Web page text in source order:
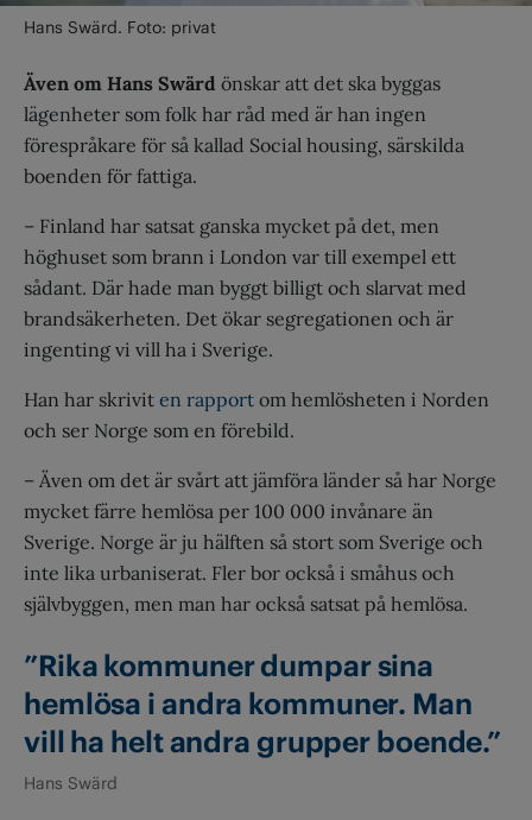
Hans Swärd. Foto: privat
Även om Hans Swärd önskar att det ska byggas
lägenheter som folk har råd med är han ingen
förespråkare för så kallad Social housing, särskilda
boenden för fattiga.
– Finland har satsat ganska mycket på det, men
höghuset som brann i London var till exempel ett
sådant. Där hade man byggt billigt och slarvat med
brandsäkerheten. Det ökar segregationen och är
ingenting vi vill ha i Sverige.
Han har skrivit en rapport om hemlösheten i Norden
och ser Norge som en förebild.
– Även om det är svårt att jämföra länder så har Norge
mycket färre hemlösa per 100 000 invånare än
Sverige. Norge är ju hälften så stort som Sverige och
inte lika urbaniserat. Fler bor också i småhus och
självbyggen, men man har också satsat på hemlösa.
”Rika kommuner dumpar sina
hemlösa i andra kommuner. Man
vill ha helt andra grupper boende.”
Hans Swärd